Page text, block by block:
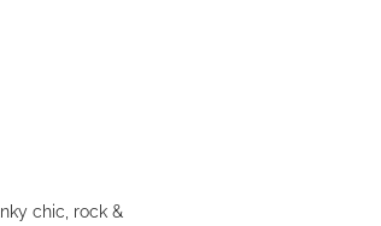
chic, rock &